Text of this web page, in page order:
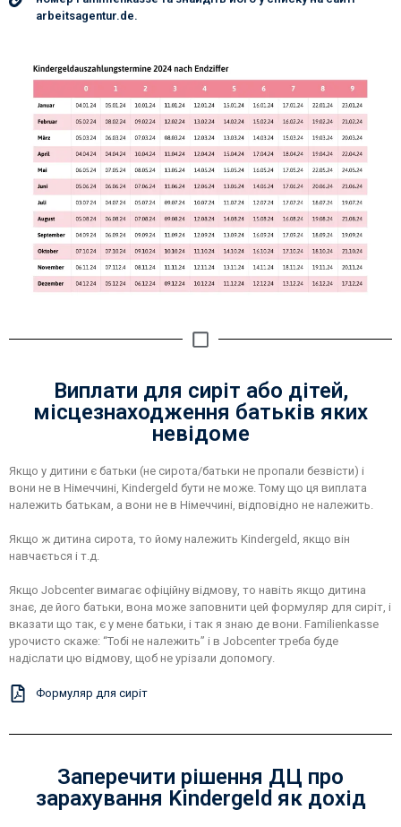
arbeitsagentur.de.
Виплати для сиріт або дітей,
місцезнаходження батьків яких
невідоме
Якщо у дитини є батьки (не сирота/батьки не пропали безвісти) і
вони не в Німеччині, Kindergeld бути не може. Тому що ця виплата
належить батькам, а вони не в Німеччині, відповідно не належить.
Якщо ж дитина сирота, то йому належить Kindergeld, якщо він
навчається і т.д.
Якщо Jobcenter вимагає офіційну відмову, то навіть якщо дитина
знає, де його батьки, вона може заповнити цей формуляр для сиріт, і
вказати що так, є у мене батьки, і так я знаю де вони. Familienkasse
урочисто скаже: “Тобі не належить” і в Jobcenter треба буде
надіслати цю відмову, щоб не урізали допомогу.
Формуляр для сиріт
Заперечити рішення ДЦ про
зарахування Kindergeld як дохід